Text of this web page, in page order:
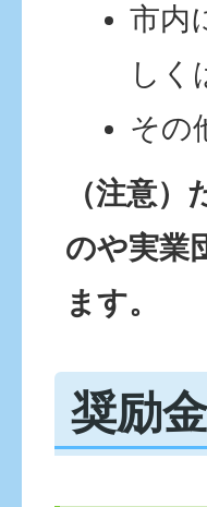
市内
しく
その
（注意
のや実業
ます。
奨励